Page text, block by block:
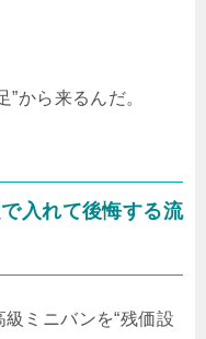
から来るんだ。
入れて後悔する流
ミニバンを“残価設